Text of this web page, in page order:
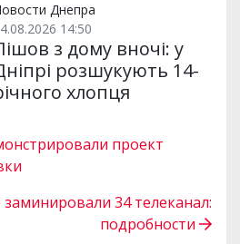
Днепра
14:50
з дому вночі: у
розшукують 14-
хлопця
проект
34 телеканал:
подробности